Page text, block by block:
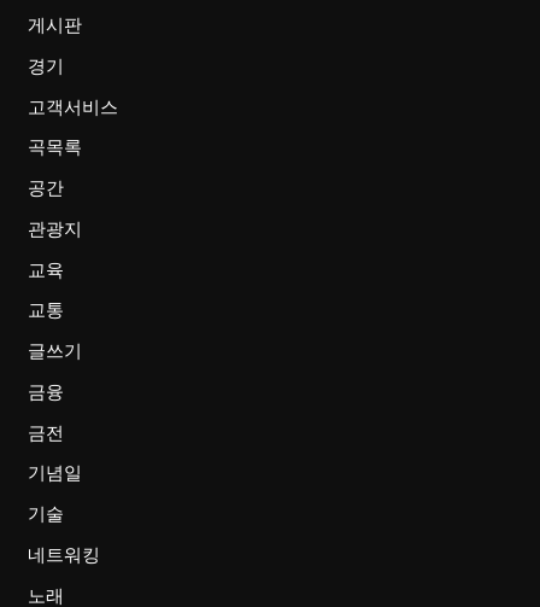
게시판
경기
고객서비스
곡목록
공간
관광지
교육
교통
글쓰기
금융
금전
기념일
기술
네트워킹
노래